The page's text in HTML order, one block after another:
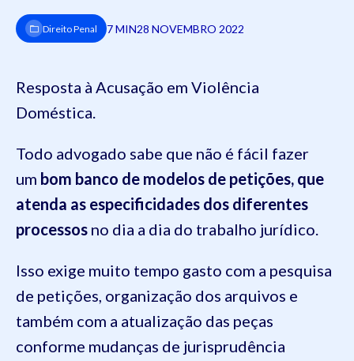
Direito Penal 7 MIN28 NOVEMBRO 2022
Resposta à Acusação em Violência
Doméstica.
Todo advogado sabe que não é fácil fazer
um bom banco de modelos de petições, que
atenda as especificidades dos diferentes
processos no dia a dia do trabalho jurídico.
Isso exige muito tempo gasto com a pesquisa
de petições, organização dos arquivos e
também com a atualização das peças
conforme mudanças de jurisprudência